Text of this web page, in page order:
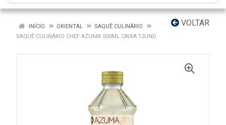
VOLTAR
INÍCIO ORIENTAL
SAQUÊ CULINÁRIO
SAQUÊ CULINÁRIO CHEF AZUMA 500ML CAIXA 12UND